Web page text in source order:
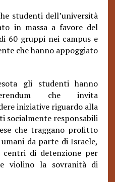
studenti dell’università
in massa a favore del
60 gruppi nei campus e
che hanno appoggiato
gli studenti hanno
che invita
iniziative riguardo alla
socialmente responsabili
che traggano profitto
da parte di Israele,
centri di detenzione per
violino la sovranità di